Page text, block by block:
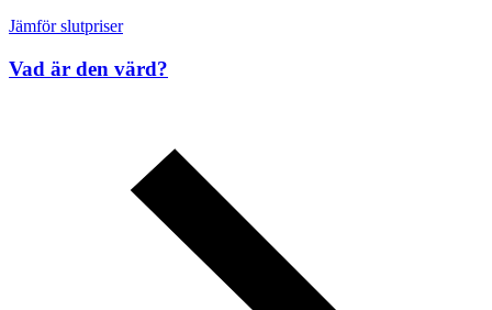
Jämför slutpriser
Vad är den värd?